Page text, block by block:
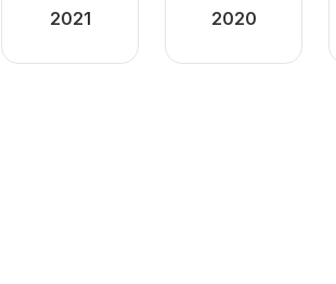
2021 2020